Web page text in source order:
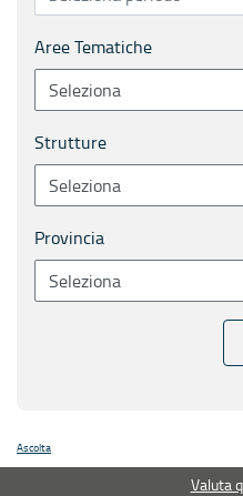
Aree Tematiche
Strutture
Provincia
Ascolta
Valuta